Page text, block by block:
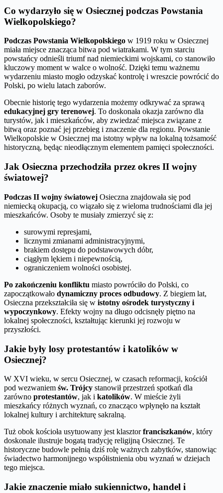
Co wydarzyło się w Osiecznej podczas Powstania
Wielkopolskiego?
Podczas Powstania Wielkopolskiego w 1919 roku w Osiecznej
miała miejsce znacząca bitwa pod wiatrakami. W tym starciu
powstańcy odnieśli triumf nad niemieckimi wojskami, co stanowiło
kluczowy moment w walce o wolność. Dzięki temu ważnemu
wydarzeniu miasto mogło odzyskać kontrolę i wreszcie powrócić do
Polski, po wielu latach zaborów.
Obecnie historię tego wydarzenia możemy odkrywać za sprawą
edukacyjnej gry terenowej. To doskonała okazja zarówno dla
turystów, jak i mieszkańców, aby zwiedzać miejsca związane z
bitwą oraz poznać jej przebieg i znaczenie dla regionu. Powstanie
Wielkopolskie w Osiecznej ma istotny wpływ na lokalną tożsamość
historyczną, będąc nieodłącznym elementem pamięci społeczności.
Jak Osieczna przechodziła przez okres II wojny
światowej?
Podczas II wojny światowej Osieczna znajdowała się pod
niemiecką okupacją, co wiązało się z wieloma trudnościami dla jej
mieszkańców. Osoby te musiały zmierzyć się z:
surowymi represjami,
licznymi zmianami administracyjnymi,
brakiem dostępu do podstawowych dóbr,
ciągłym lękiem i niepewnością,
ograniczeniem wolności osobistej.
Po zakończeniu konfliktu miasto powróciło do Polski, co
zapoczątkowało dynamiczny proces odbudowy. Z biegiem lat,
Osieczna przekształciła się w istotny ośrodek turystyczny i
wypoczynkowy. Efekty wojny na długo odcisnęły piętno na
lokalnej społeczności, kształtując kierunki jej rozwoju w
przyszłości.
Jakie były losy protestantów i katolików w
Osiecznej?
W XVI wieku, w sercu Osiecznej, w czasach reformacji, kościół
pod wezwaniem św. Trójcy stanowił przestrzeń spotkań dla
zarówno protestantów, jak i katolików. W mieście żyli
mieszkańcy różnych wyznań, co znacząco wpłynęło na kształt
lokalnej kultury i architekturę sakralną.
Tuż obok kościoła usytuowany jest klasztorfranciszkanów, który
doskonale ilustruje bogatą tradycję religijną Osiecznej. Te
historyczne budowle pełnią dziś rolę ważnych zabytków, stanowiąc
świadectwo harmonijnego współistnienia obu wyznań w dziejach
tego miejsca.
Jakie znaczenie miało sukiennictwo, handel i